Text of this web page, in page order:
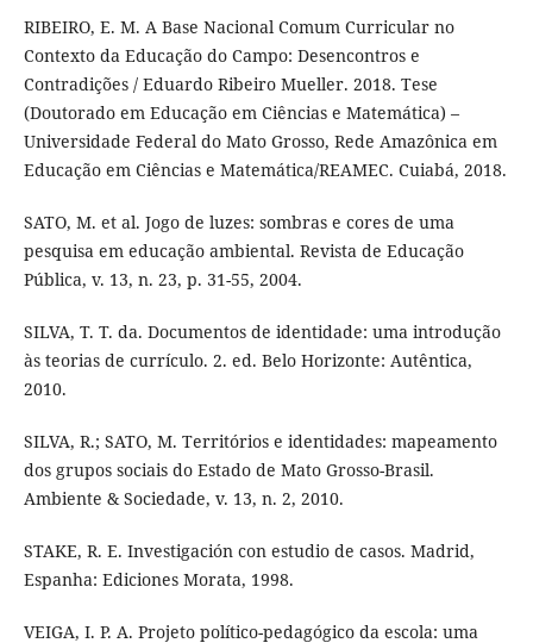
RIBEIRO, E. M. A Base Nacional Comum Curricular no
Contexto da Educação do Campo: Desencontros e
Contradições / Eduardo Ribeiro Mueller. 2018. Tese
(Doutorado em Educação em Ciências e Matemática) –
Universidade Federal do Mato Grosso, Rede Amazônica em
Educação em Ciências e Matemática/REAMEC. Cuiabá, 2018.
SATO, M. et al. Jogo de luzes: sombras e cores de uma
pesquisa em educação ambiental. Revista de Educação
Pública, v. 13, n. 23, p. 31-55, 2004.
SILVA, T. T. da. Documentos de identidade: uma introdução
às teorias de currículo. 2. ed. Belo Horizonte: Autêntica,
2010.
SILVA, R.; SATO, M. Territórios e identidades: mapeamento
dos grupos sociais do Estado de Mato Grosso-Brasil.
Ambiente & Sociedade, v. 13, n. 2, 2010.
STAKE, R. E. Investigación con estudio de casos. Madrid,
Espanha: Ediciones Morata, 1998.
VEIGA, I. P. A. Projeto político-pedagógico da escola: uma